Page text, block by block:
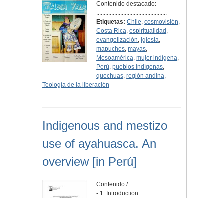
Contenido destacado:
...............................................
Etiquetas: Chile,cosmovisión,
Costa Rica,espiritualidad ,
evangelización, Iglesia,
mapuches,mayas,
Mesoamérica,mujer indígena,
Perú,pueblos indígenas,
quechuas,región andina,
Teología de la liberación
Indigenous and mestizo
use of ayahuasca. An
overview [in Perú]
Contenido /
- 1. Introduction